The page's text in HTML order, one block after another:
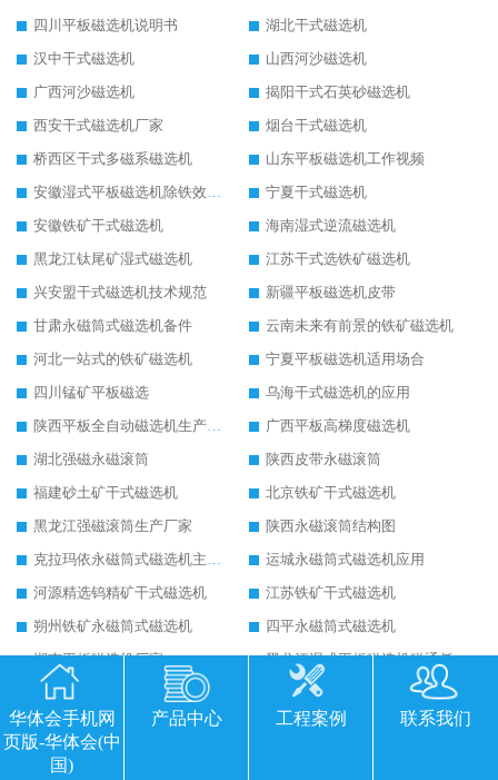
四川平板磁选机说明书
湖北干式磁选机
汉中干式磁选机
山西河沙磁选机
广西河沙磁选机
揭阳干式石英砂磁选机
西安干式磁选机厂家
烟台干式磁选机
桥西区干式多磁系磁选机
山东平板磁选机工作视频
安徽湿式平板磁选机除铁效果怎么样
宁夏干式磁选机
安徽铁矿干式磁选机
海南湿式逆流磁选机
黑龙江钛尾矿湿式磁选机
江苏干式选铁矿磁选机
兴安盟干式磁选机技术规范
新疆平板磁选机皮带
甘肃永磁筒式磁选机备件
云南未来有前景的铁矿磁选机
河北一站式的铁矿磁选机
宁夏平板磁选机适用场合
四川锰矿平板磁选
乌海干式磁选机的应用
陕西平板全自动磁选机生产厂家
广西平板高梯度磁选机
湖北强磁永磁滚筒
陕西皮带永磁滚筒
福建砂土矿干式磁选机
北京铁矿干式磁选机
黑龙江强磁滚筒生产厂家
陕西永磁滚筒结构图
克拉玛依永磁筒式磁选机主要技术参数
运城永磁筒式磁选机应用
河源精选钨精矿干式磁选机
江苏铁矿干式磁选机
朔州铁矿永磁筒式磁选机
四平永磁筒式磁选机
湖南平板磁选机厂家
黑龙江湿式平板磁选机磁通低
四川半逆流湿式磁选机
内蒙古湿式磁选机公司
浙江锰矿水选磁选机
晋中锰矿水选磁选机
包头干式磁选机
华体会手机网
页版-华体会(中
国)
产品中心 工程案例 联系我们